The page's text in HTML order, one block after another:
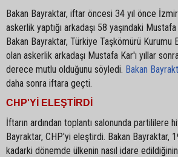
Bakan Bayraktar, iftar öncesi 34 yıl önce
askerlik yaptığı arkadaşı 58 yaşındaki
Bakan Bayraktar, Türkiye Taşkömürü Kurumu
olan askerlik arkadaşı Mustafa Kar'ı yıllar
derece mutlu olduğunu söyledi. Bakan
daha sonra iftara geçti.
CHP'Yİ ELEŞTİRDİ
İftarın ardından toplantı salonunda partililere
Bayraktar, CHP'yi eleştirdi. Bakan Bayraktar,
kadarki dönemde ülkenin nasıl idare